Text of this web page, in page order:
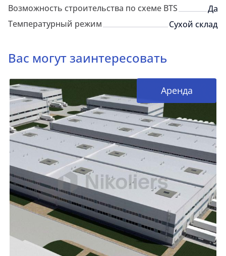
Возможность строительства по схеме BTS
Да
Температурный режим
Сухой склад
Вас могут заинтересовать
Аренда